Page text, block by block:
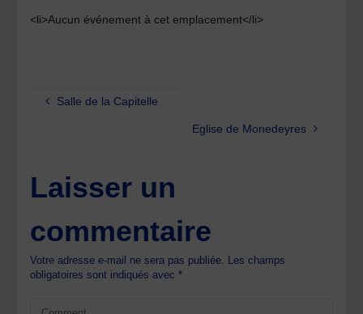
<li>Aucun événement à cet emplacement</li>
Salle de la Capitelle
Eglise de Monedeyres
Laisser un
commentaire
Votre adresse e-mail ne sera pas publiée. Les champs
obligatoires sont indiqués avec*